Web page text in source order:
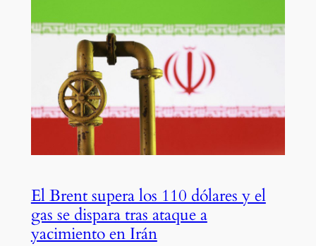
El Brent supera los 110 dólares y el
gas se dispara tras ataque a
yacimiento en Irán